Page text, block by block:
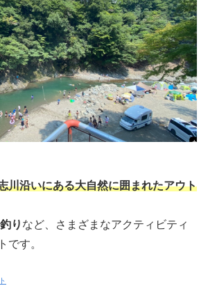
川沿いにある大自然に囲まれたアウト
り など、さまざまなアクティビティ
です。